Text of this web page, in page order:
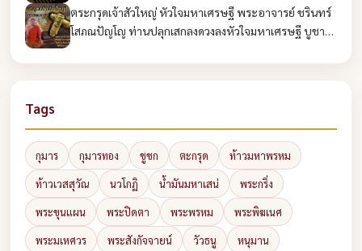
ตระกรุดเจ้าสัวใหญ่ หัวใจมหาเศรษฐี พระอาจารย์ ชรินทร์
โสภณปัญโญ ท่านปลุกเสกลงดวงลงหัวใจมหาเศรษฐี บูชาได้
Tags
กุมาร กุมารทอง ชูชก ตะกรุด ท้าวมหาพรหม
ท้าวเวสสุวัณ นวโกฏิ น้ำมันมหาเสน่ พระกริ่ง
พระขุนแผน พระปิดตา พระพรหม พระพิฆเนศ
พระมเหศวร พระสังกัจจายน์ วัวธนู หนุมาน